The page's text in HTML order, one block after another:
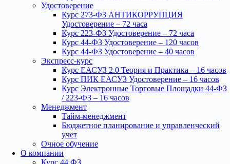
Удостоверение
Курс 273-ФЗ АНТИКОРРУПЦИЯ
Удостоверение – 72 часа
Курс 223-ФЗ Удостоверение – 72 часа
Курс 44-ФЗ Удостоверение – 120 часов
Курс 44-ФЗ Удостоверение – 40 часов
Экспресс-курс
Курс ЕАСУЗ 2.0 Теория и Практика – 16 часов
Курс ПИК ЕАСУЗ Удостоверение – 16 часов
Курс Электронные Торговые Площадки 44-ФЗ
/ 223-ФЗ – 16 часов
Менеджмент
Тайм-менеджмент
Бюджетное планирование и управленческий
учет
Очное обучение
О компании
Курс 44 ФЗ